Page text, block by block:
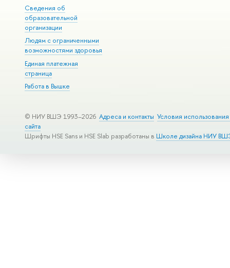
Сведения об
образовательной
организации
Людям с ограниченными
возможностями здоровья
Единая платежная
страница
Работа в Вышке
© НИУ ВШЭ 1993–2026 Адреса и контакты Условия
сайта
Шрифты HSE Sans и HSE Slab разработаны в Школе дизайна НИУ